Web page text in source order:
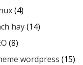
(4)
hay(14)
(8)
wordpress (15)